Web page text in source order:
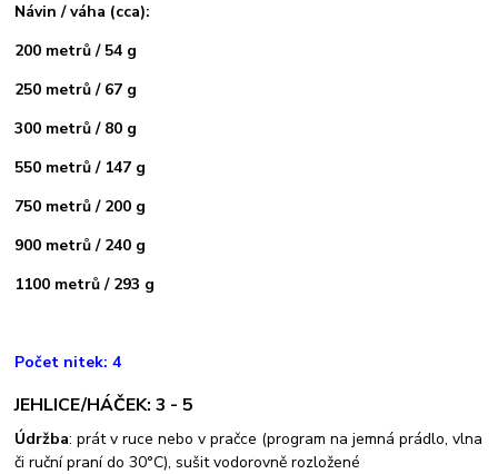
Návin / váha (cca):
200 metrů / 54 g
250 metrů / 67 g
300 metrů / 80 g
550 metrů / 147 g
750 metrů / 200 g
900 metrů / 240 g
1100 metrů / 293 g
Počet nitek: 4
JEHLICE/HÁČEK: 3 - 5
Údržba: prát v ruce nebo v pračce (program na jemná prádlo, vlna
či ruční praní do 30°C), sušit vodorovně rozložené